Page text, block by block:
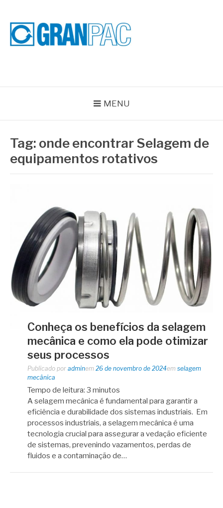
conteúdo
MENU
Tag: onde encontrar Selagem de
equipamentos rotativos
Conheça os benefícios da selagem
mecânica e como ela pode otimizar
seus processos
Publicado por adminem 26 de novembro de 2024em selagem
mecânica
Tempo de leitura: 3 minutos
A selagem mecânica é fundamental para garantir a
eficiência e durabilidade dos sistemas industriais. Em
processos industriais, a selagem mecânica é uma
tecnologia crucial para assegurar a vedação eficiente
de sistemas, prevenindo vazamentos, perdas de
fluidos e a contaminação de…